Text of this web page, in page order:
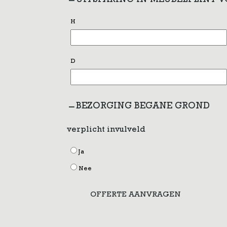
H
D
BEZORGING BEGANE GROND
verplicht invulveld
Ja
Nee
OFFERTE AANVRAGEN